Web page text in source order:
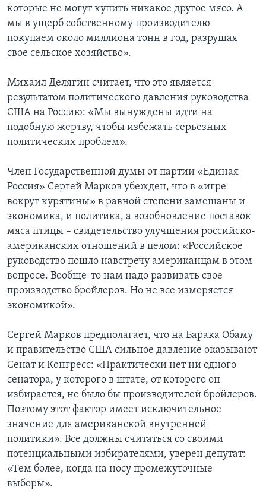
которые не могут купить никакое другое мясо. А
мы в ущерб собственному производителю
покупаем около миллиона тонн в год, разрушая
свое сельское хозяйство».
Михаил Делягин считает, что это является
результатом политического давления руководства
США на Россию: «Мы вынуждены идти на
подобную жертву, чтобы избежать серьезных
политических проблем».
Член Государственной думы от партии «Единая
Россия» Сергей Марков убежден, что в «игре
вокруг курятины» в равной степени замешаны и
экономика, и политика, а возобновление поставок
мяса птицы – свидетельство улучшения российско-
американских отношений в целом: «Российское
руководство пошло навстречу американцам в этом
вопросе. Вообще-то нам надо развивать свое
производство бройлеров. Но не все измеряется
экономикой».
Сергей Марков предполагает, что на Барака Обаму
и правительство США сильное давление оказывают
Сенат и Конгресс: «Практически нет ни одного
сенатора, у которого в штате, от которого он
избирается, не было бы производителей бройлеров.
Поэтому этот фактор имеет исключительное
значение для американской внутренней
политики». Все должны считаться со своими
потенциальными избирателями, уверен депутат:
«Тем более, когда на носу промежуточные
выборы».